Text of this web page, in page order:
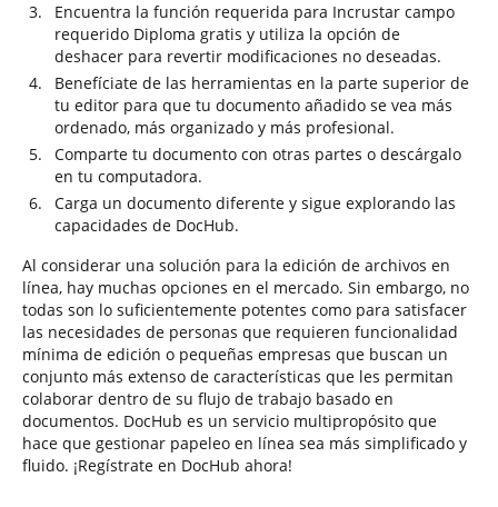
Encuentra la función requerida para Incrustar campo
requerido Diploma gratis y utiliza la opción de
deshacer para revertir modificaciones no deseadas.
Benefíciate de las herramientas en la parte superior de
tu editor para que tu documento añadido se vea más
ordenado, más organizado y más profesional.
Comparte tu documento con otras partes o descárgalo
en tu computadora.
Carga un documento diferente y sigue explorando las
capacidades de DocHub.
Al considerar una solución para la edición de archivos en
línea, hay muchas opciones en el mercado. Sin embargo, no
todas son lo suficientemente potentes como para satisfacer
las necesidades de personas que requieren funcionalidad
mínima de edición o pequeñas empresas que buscan un
conjunto más extenso de características que les permitan
colaborar dentro de su flujo de trabajo basado en
documentos. DocHub es un servicio multipropósito que
hace que gestionar papeleo en línea sea más simplificado y
fluido. ¡Regístrate en DocHub ahora!